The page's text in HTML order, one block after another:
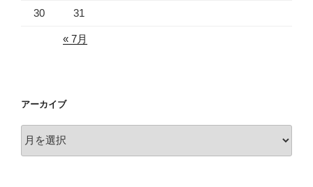
30 31
« 7月
アーカイブ
ー